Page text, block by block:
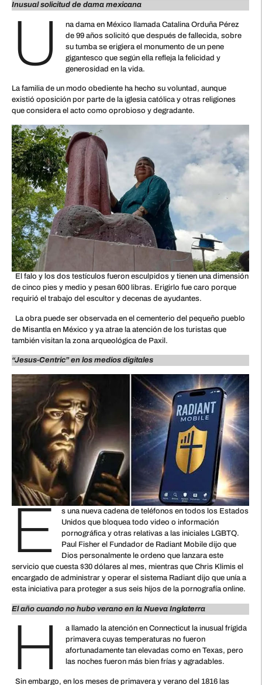
Inusual solicitud de dama mexicana
U
na dama en México llamada Catalina Orduña Pérez
de 99 años solicitó que después de fallecida, sobre
su tumba se erigiera el monumento de un pene
gigantesco que según ella refleja la felicidad y
generosidad en la vida.
La familia de un modo obediente ha hecho su voluntad, aunque
existió oposición por parte de la iglesia católica y otras religiones
que considera el acto como oprobioso y degradante.
El falo y los dos testículos fueron esculpidos y tienen una dimensión
de cinco pies y medio y pesan 600 libras. Erigirlo fue caro porque
requirió el trabajo del escultor y decenas de ayudantes.
La obra puede ser observada en el cementerio del pequeño pueblo
de Misantla en México y ya atrae la atención de los turistas que
también visitan la zona arqueológica de Paxil.
“Jesus-Centric” en los medios digitales
E
s una nueva cadena de teléfonos en todos los Estados
Unidos que bloquea todo video o información
pornográfica y otras relativas a las iniciales LGBTQ.
Paul Fisher el Fundador de Radiant Mobile dijo que
Dios personalmente le ordeno que lanzara este
servicio que cuesta $30 dólares al mes, mientras que Chris Klimis el
encargado de administrar y operar el sistema Radiant dijo que unía a
esta iniciativa para proteger a sus seis hijos de la pornografía online.
El año cuando no hubo verano en la Nueva Inglaterra
H
a llamado la atención en Connecticut la inusual frígida
primavera cuyas temperaturas no fueron
afortunadamente tan elevadas como en Texas, pero
las noches fueron más bien frías y agradables.
Sin embargo, en los meses de primavera y verano del 1816 las